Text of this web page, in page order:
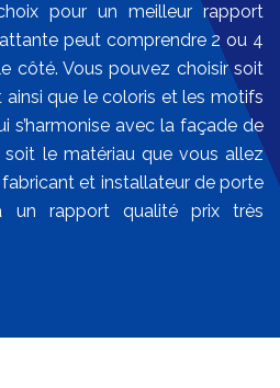
pour un meilleur rapport
peut comprendre 2 ou 4
côté. Vous pouvez choisir soit
ainsi que le coloris et les motifs
s’harmonise avec la façade de
le matériau que vous allez
et installateur de porte
un rapport qualité prix très